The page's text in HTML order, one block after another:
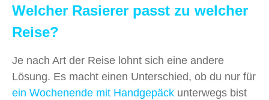
Welcher Rasierer passt zu welcher
Reise?
Je nach Art der Reise lohnt sich eine andere
Lösung. Es macht einen Unterschied, ob du nur für
ein Wochenende mit Handgepäck unterwegs bist